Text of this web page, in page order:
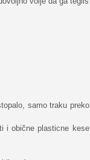
samo traku preko
i obične plasticne kese